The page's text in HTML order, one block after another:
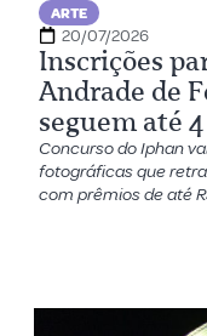
ARTE
20/07/2026
Inscrições
Andrade de
seguem até
Concurso do Iphan
fotográficas que
com prêmios de até